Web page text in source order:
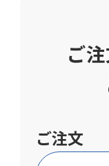
ご
ご注文